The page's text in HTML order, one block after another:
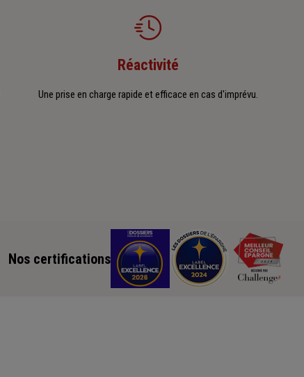
Réactivité
Une prise en charge rapide et efficace en cas d'imprévu.
Nos certifications